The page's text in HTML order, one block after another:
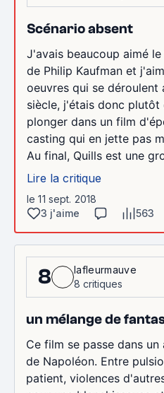
Scénario absent
J'avais beaucoup aimé
de Philip Kaufman et
oeuvres qui se déroulent
siècle, j'étais donc plutôt
plonger dans un film
casting qui en jette pas
Au final, Quills est une
Lire la critique
le 11 sept. 2018
3 j'aime
563
8
lafleurmauve
8 critiques
un mélange de
Ce film se passe dans
de Napoléon. Entre
patient, violences